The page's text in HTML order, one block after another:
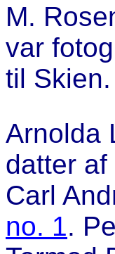
M.
var
til Skien.
Arnolda
datter
Carl
no. 1.